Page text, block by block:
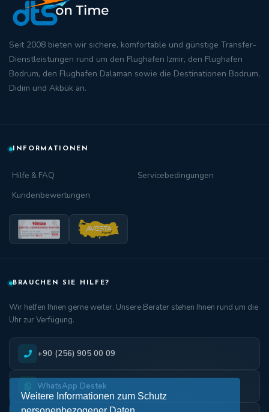
Weitere Informationen zum Schutz
Seit 2008 bieten wir sichere, komfortable und günstige Transfer-
Dienstleistungen rund um den Flughafen Izmir, den Flughafen
Bodrum, den Flughafen Dalaman sowie die Destinationen Bodrum,
Didim und Akbük an.
INFORMATIONEN
Hilfe & FAQ
Servicebedingungen
Kundenbewertungen
BRAUCHEN SIE HILFE?
Wir helfen Ihnen gerne weiter. Unsere Berater stehen Ihnen rund um die
Uhr zur Verfügung.
+90 (256) 905 00 09
WhatsApp Destek